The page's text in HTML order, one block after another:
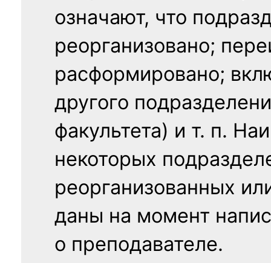
означают, что
реорганизовано;
расформировано;
другого
факультета) и т. п.
некоторых
реорганизованных
даны на момент
о преподавателе.